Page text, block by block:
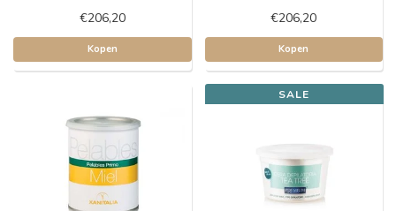
€206,20
Kopen
€206,20
Kopen
SALE